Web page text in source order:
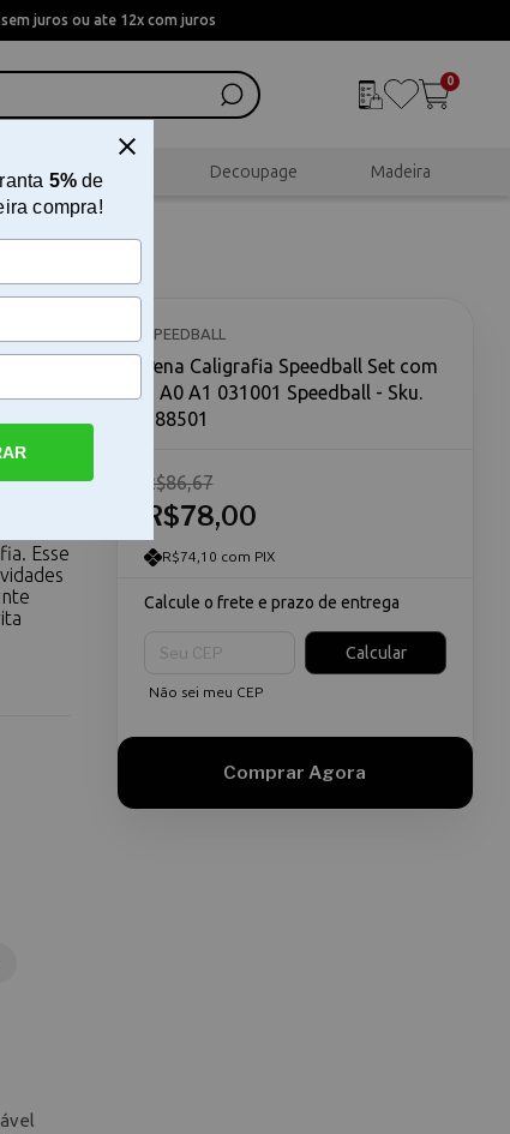
juros ou ate 12x com juros
0
Scrapbook Decoupage Madeira
A0
bico
Esse
SPEEDBALL
Pena Caligrafia Speedball Set com
2 A0 A1 031001 Speedball - Sku.
188501
R$78,00
R$86,67
R$74,10 com PIX
Calcule o frete e prazo de entrega
Calcular
Não sei meu CEP
5%de
compra!